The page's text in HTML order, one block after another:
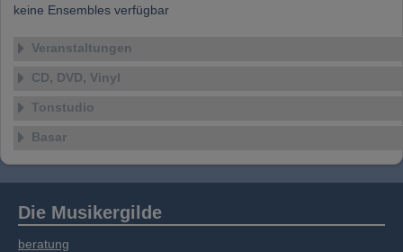
weitergegeben. Unsere Partner führen diese
Daten zusammen, die Sie bereitgestellt haben
Dienste gesammelt haben.
keine Ensembles verfügbar
Veranstaltungen
CD, DVD, Vinyl
Tonstudio
Basar
Die Musikergilde
beratung